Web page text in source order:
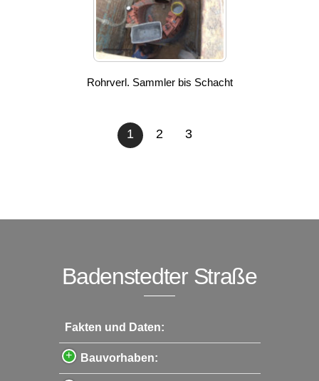
Rohrverl. Sammler bis Schacht
1 2 3
Badenstedter Straße
Fakten und Daten:
Bauvorhaben: